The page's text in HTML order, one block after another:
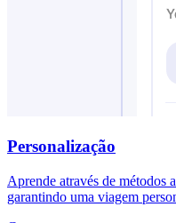
Personalização
Aprende através de métodos
garantindo uma viagem